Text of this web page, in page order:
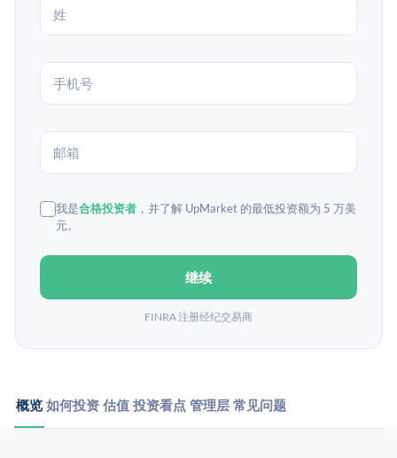
我是合格投资者 ，并了解 UpMarket 的最低投资额为 5 万美
元。
继续
FINRA 注册经纪交易商
概览 如何投资 估值 投资看点 管理层 常见问题